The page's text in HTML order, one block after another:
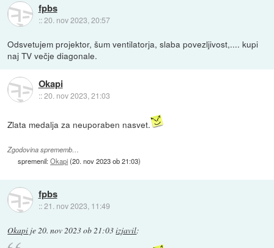
fpbs
::20. nov 2023, 20:57
Odsvetujem projektor, šum ventilatorja, slaba povezljivost,.... kupi
naj TV večje diagonale.
Okapi
::20. nov 2023, 21:03
Zlata medalja za neuporaben nasvet.
Zgodovina sprememb…
spremenil:Okapi(20. nov 2023 ob 21:03)
fpbs
::21. nov 2023, 11:49
Okapi je 20. nov 2023 ob 21:03izjavil: